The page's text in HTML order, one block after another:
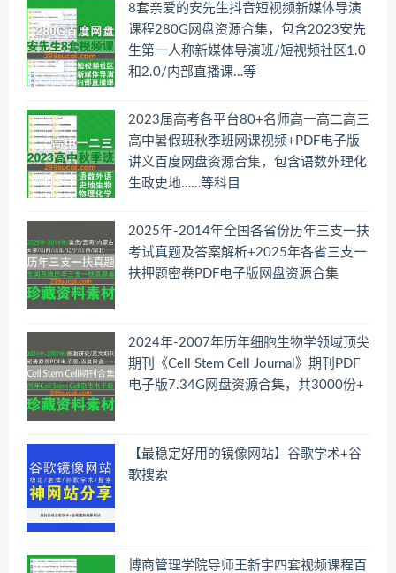
8套亲爱的安先生抖音短视频新媒体导演
课程280G网盘资源合集，包含2023安先
生第一人称新媒体导演班/短视频社区1.0
和2.0/内部直播课…等
2023届高考各平台80+名师高一高二高三
高中暑假班秋季班网课视频+PDF电子版
讲义百度网盘资源合集，包含语数外理化
生政史地……等科目
2025年-2014年全国各省份历年三支一扶
考试真题及答案解析+2025年各省三支一
扶押题密卷PDF电子版网盘资源合集
2024年-2007年历年细胞生物学领域顶尖
期刊《Cell Stem Cell Journal》期刊PDF
电子版7.34G网盘资源合集，共3000份+
【最稳定好用的镜像网站】谷歌学术+谷
歌搜索
博商管理学院导师王新宇四套视频课程百